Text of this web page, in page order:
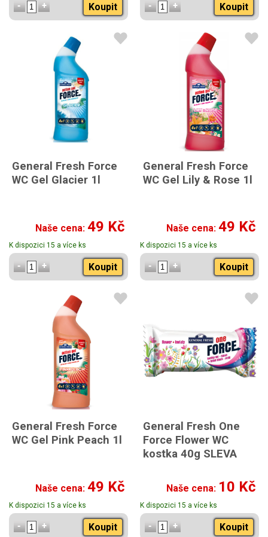
Koupit Koupit
General Fresh Force
WC Gel Glacier 1l
Naše cena: 49 Kč
K dispozici 15 a více ks
Koupit
General Fresh Force
WC Gel Lily & Rose 1l
Naše cena: 49 Kč
K dispozici 15 a více ks
Koupit
General Fresh Force
WC Gel Pink Peach 1l
Naše cena: 49 Kč
K dispozici 15 a více ks
Koupit
General Fresh One
Force Flower WC
kostka 40g SLEVA
Naše cena: 10 Kč
K dispozici 15 a více ks
Koupit